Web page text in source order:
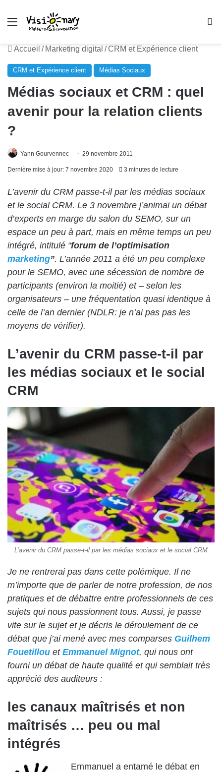
Menu
Accueil / Marketing digital /CRM et Expérience client
CRM et Expérience client Médias Sociaux
Médias sociaux et CRM : quel
avenir pour la relation clients
?
Yann Gourvennec 29 novembre 2011
Dernière mise à jour: 7 novembre 2020 3 minutes de lecture
L’avenir du CRM passe-t-il par les médias sociaux
et le social CRM. Le 3 novembre j’animai un débat
d’experts en marge du salon du SEMO, sur un
espace un peu à part, mais en même temps un peu
intégré, intitulé “forum de l’optimisation
marketing”. L’année 2011 a été un peu complexe
pour le SEMO, avec une sécession de nombre de
participants (environ la moitié) et – selon les
organisateurs – une fréquentation quasi identique à
celle de l’an dernier (NDLR: je n’ai pas pas les
moyens de vérifier).
L’avenir du CRM passe-t-il par
les médias sociaux et le social
CRM
L’avenir du CRM passe-t-il par les médias sociaux et le social CRM
Je ne rentrerai pas dans cette polémique. Il ne
m’importe que de parler de notre profession, de nos
pratiques et de débattre entre professionnels de ces
sujets qui nous passionnent tous. Aussi, je passe
vite sur le sujet et je décris le déroulement de ce
débat que j’ai mené avec mes comparses Guilhem
Fouetillou et Emmanuel Mignot, qui nous ont
fourni un débat de haute qualité et qui semblait très
apprécié des auditeurs :
les canaux maîtrisés et non
maîtrisés … peu ou mal
intégrés
Emmanuel a entamé le débat en